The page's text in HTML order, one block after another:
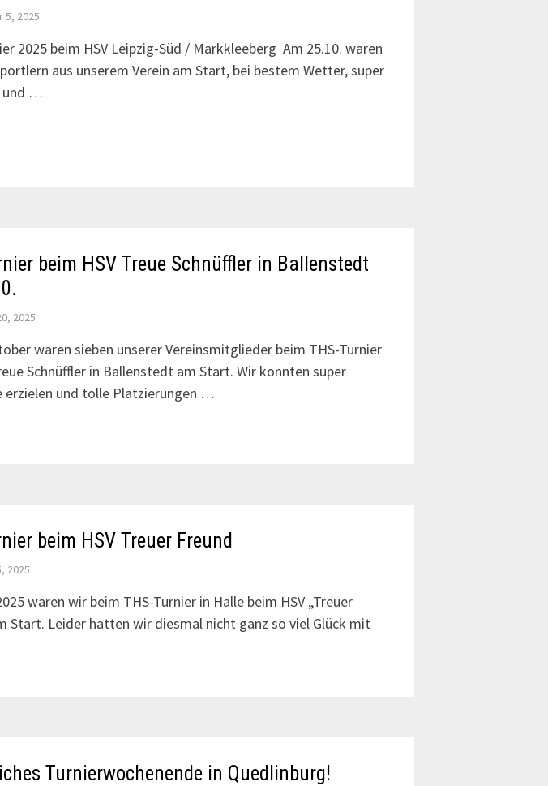
5, 2025
2025 beim HSV Leipzig-Süd / Markkleeberg Am 25.10. waren
aus unserem Verein am Start, bei bestem Wetter, super
und …
beim HSV Treue Schnüffler in Ballenstedt
2025
waren sieben unserer Vereinsmitglieder beim THS-Turnier
Schnüffler in Ballenstedt am Start. Wir konnten super
erzielen und tolle Platzierungen …
beim HSV Treuer Freund
2025
waren wir beim THS-Turnier in Halle beim HSV „Treuer
Start. Leider hatten wir diesmal nicht ganz so viel Glück mit
Turnierwochenende in Quedlinburg!